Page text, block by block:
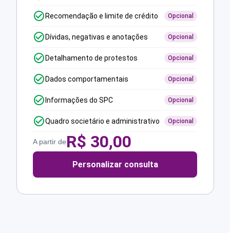
Recomendação e limite de crédito Opcional
Dívidas, negativas e anotações Opcional
Detalhamento de protestos Opcional
Dados comportamentais Opcional
Informações do SPC Opcional
Quadro societário e administrativo Opcional
A partir deR$ 30,00
Personalizar consulta